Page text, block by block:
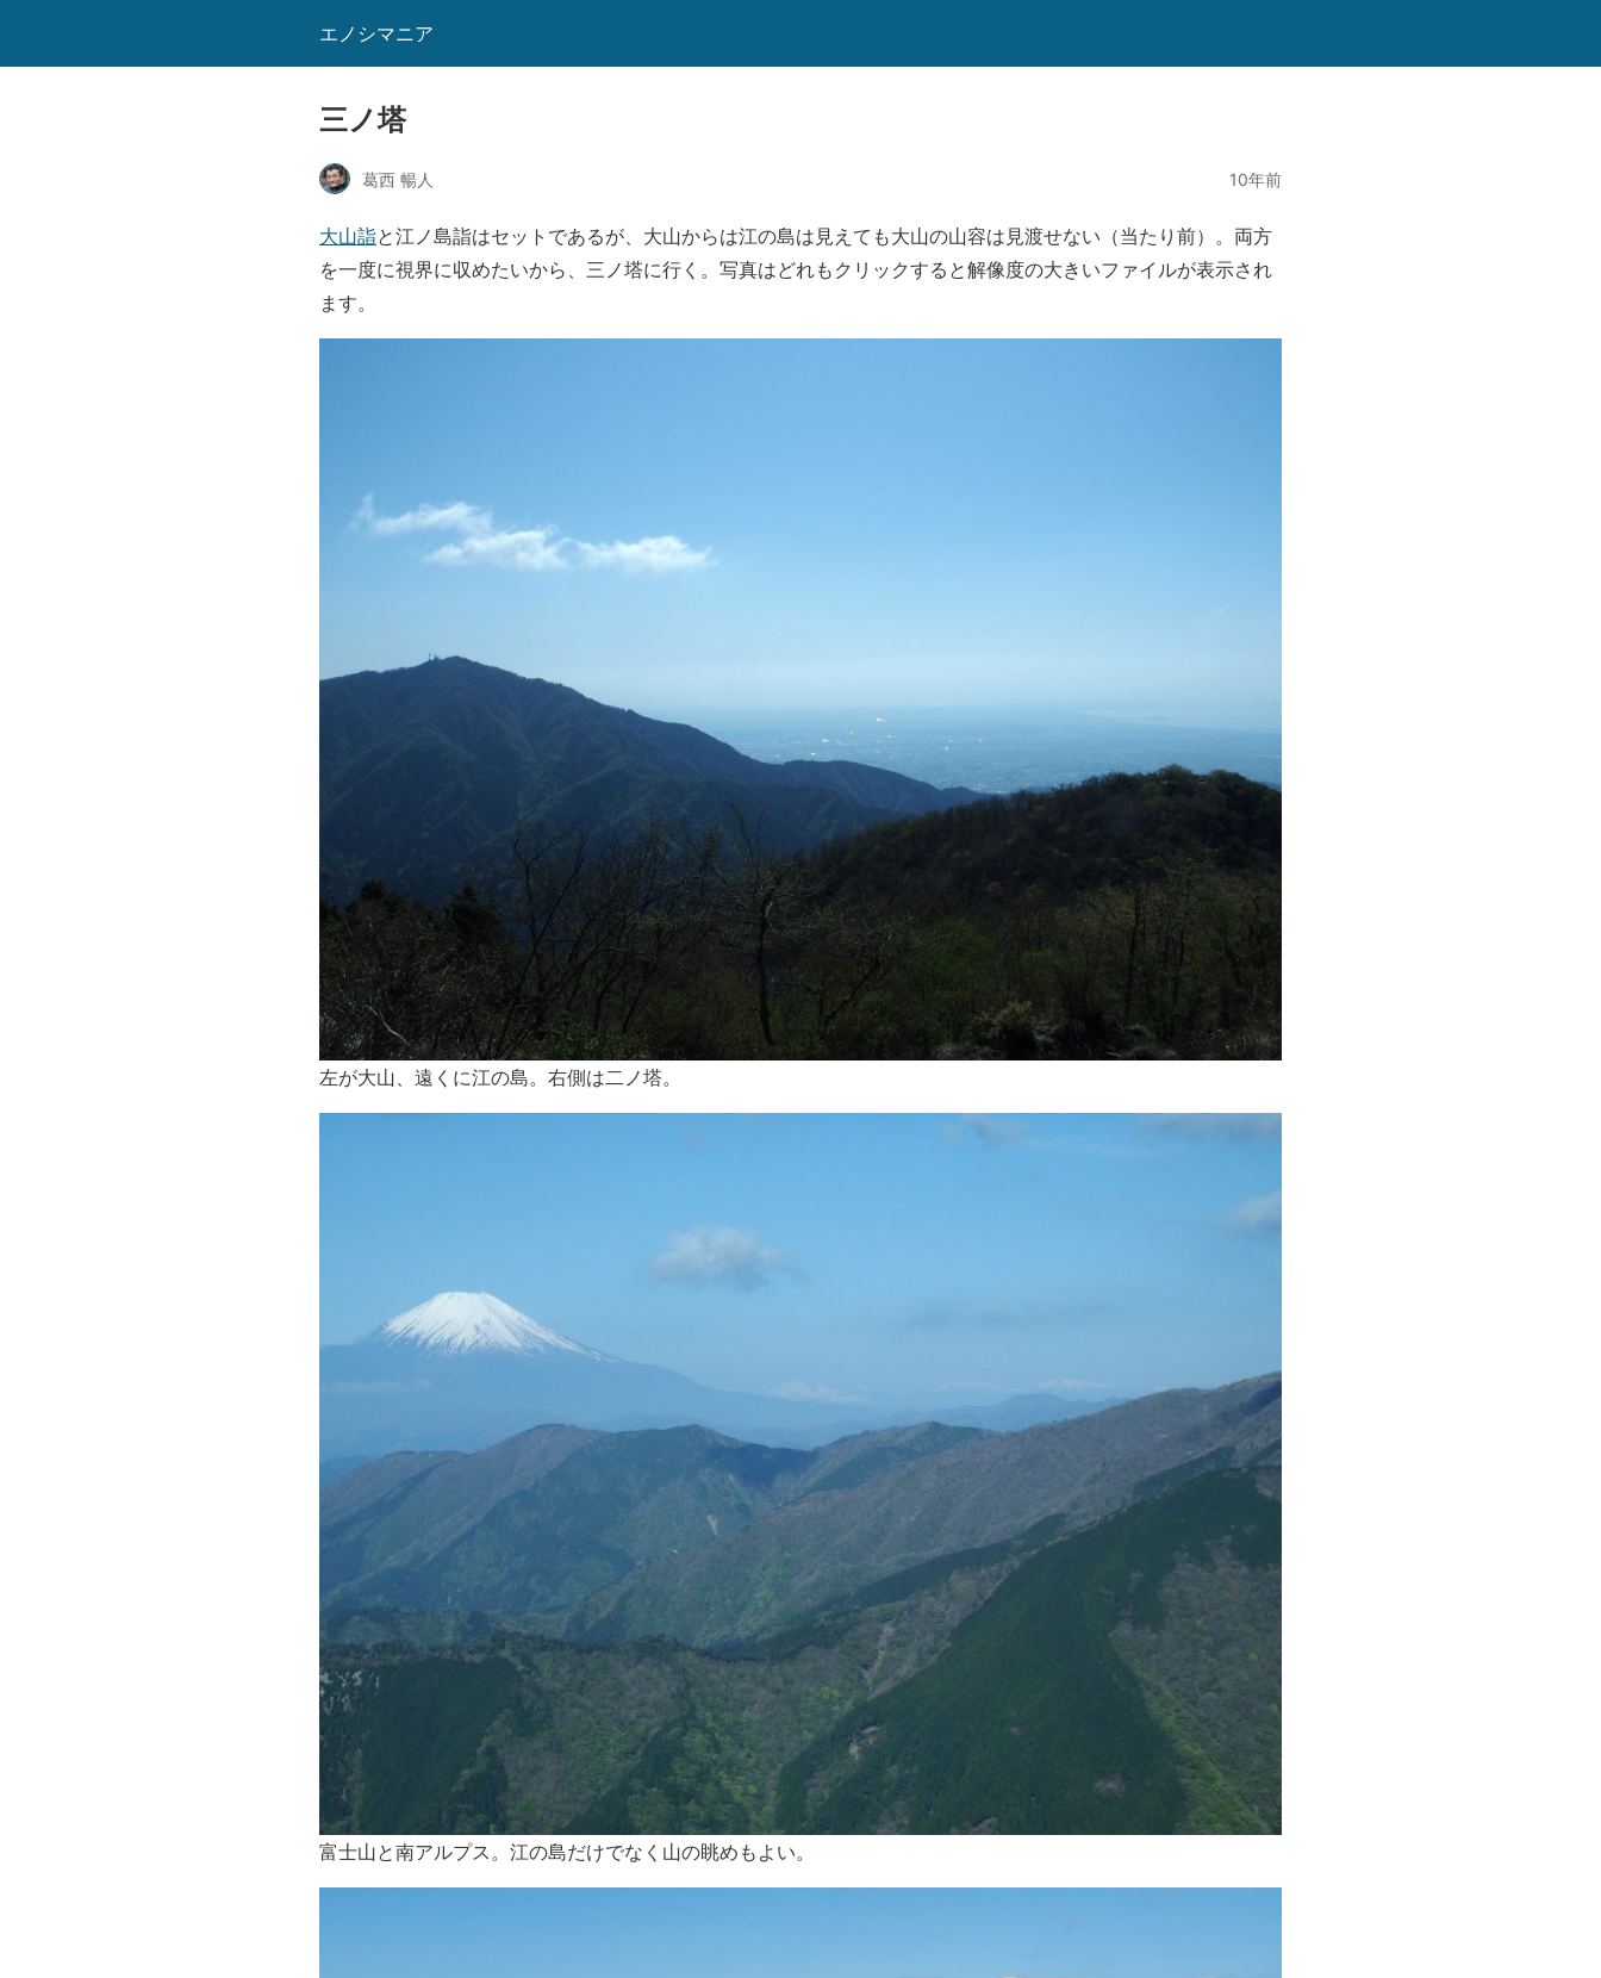
エノシマニア
三ノ塔
葛西 暢人 10年前
大山詣と江ノ島詣はセットであるが、大山からは江の島は見えても大山の山容は見渡せない（当たり前）。両方
を一度に視界に収めたいから、三ノ塔に行く。写真はどれもクリックすると解像度の大きいファイルが表示され
ます。
左が大山、遠くに江の島。右側は二ノ塔。
富士山と南アルプス。江の島だけでなく山の眺めもよい。